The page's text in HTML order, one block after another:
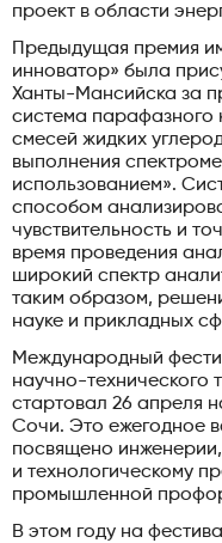
проект в области
Предыдущая премия
инноватор» была
Ханты-Мансийска за
система парафазного
смесей жидких
выполнения
использованием».
способом
чувствительность и
время проведения
широкий спектр
таким образом,
науке и прикладных
Международный
научно-технического
стартовал 26 апреля
Сочи. Это ежегодное
посвящено
и технологическому
промышленной
В этом году на